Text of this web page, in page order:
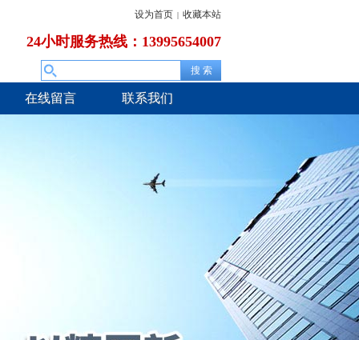
设为首页 | 收藏本站
24小时服务热线：13995654007
在线留言 联系我们